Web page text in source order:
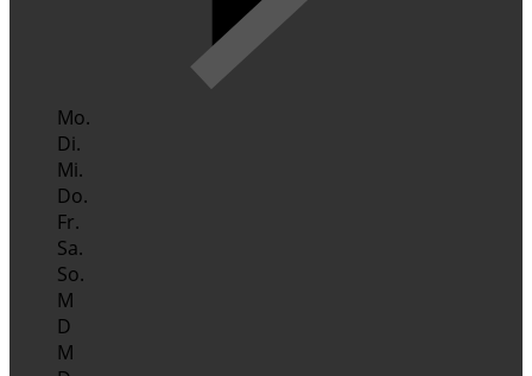
Mo.
Di.
Mi.
Do.
Fr.
Sa.
So.
M
D
M